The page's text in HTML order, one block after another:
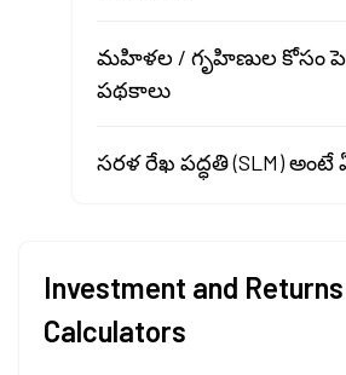
మహిళల / గృహిణుల కోసం
పథకాలు
సరళ రేఖ పద్ధతి (SLM)
Investment and Returns
Calculators